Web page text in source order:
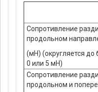
Сопротивление
продольном
(мН) (округляется
0 или 5 мН)
Сопротивление
продольном и